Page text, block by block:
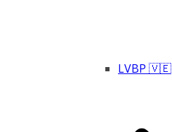
LVBP 🇻🇪